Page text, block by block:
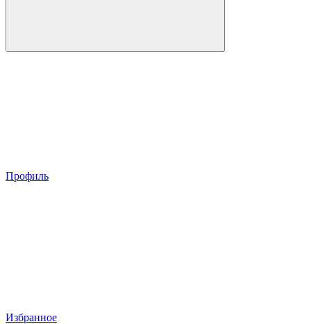
Профиль
Избранное